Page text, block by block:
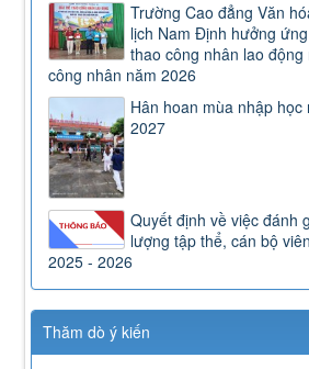
Trường Cao đẳng Văn
lịch Nam Định hưởng
thao công nhân lao
công nhân năm 2026
Hân hoan mùa nhập học
2027
Quyết định về việc đánh
lượng tập thể, cán bộ
2025 - 2026
Thăm dò ý kiến